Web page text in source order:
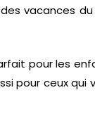
vacances
pour les
pour ceux qui